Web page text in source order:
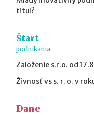
titul?
Štart
podnikania
Založenie s.r.o. od
Živnosť vs s. r. o. v
Dane